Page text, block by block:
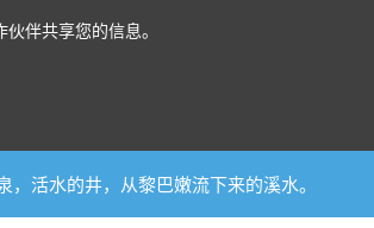
伴共享您的信息。
，活水的井，从黎巴嫩流下来的溪水。